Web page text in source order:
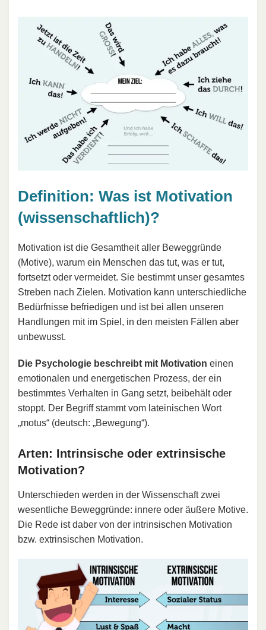
Definition: Was ist Motivation
(wissenschaftlich)?
Motivation ist die Gesamtheit aller Beweggründe
(Motive), warum ein Menschen das tut, was er tut,
fortsetzt oder vermeidet. Sie bestimmt unser gesamtes
Streben nach Zielen. Motivation kann unterschiedliche
Bedürfnisse befriedigen und ist bei allen unseren
Handlungen mit im Spiel, in den meisten Fällen aber
unbewusst.
Die Psychologie beschreibt mit Motivation einen
emotionalen und energetischen Prozess, der ein
bestimmtes Verhalten in Gang setzt, beibehält oder
stoppt. Der Begriff stammt vom lateinischen Wort
„motus“ (deutsch: „Bewegung“).
Arten: Intrinsische oder extrinsische
Motivation?
Unterschieden werden in der Wissenschaft zwei
wesentliche Beweggründe: innere oder äußere Motive.
Die Rede ist daber von der intrinsischen Motivation
bzw. extrinsischen Motivation.